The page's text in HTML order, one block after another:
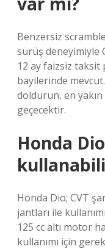
Benzersiz
sürüş deneyimiyle
12 ay faizsiz taksit
bayilerinde
doldurun, en
geçecektir.
Honda
Honda Dio; CVT
jantları ile
125 cc altı motor
kullanımı için